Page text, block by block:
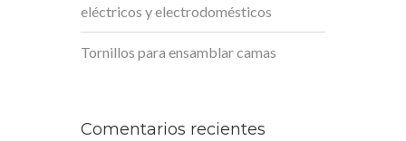
eléctricos y electrodomésticos
Tornillos para ensamblar camas
Comentarios recientes